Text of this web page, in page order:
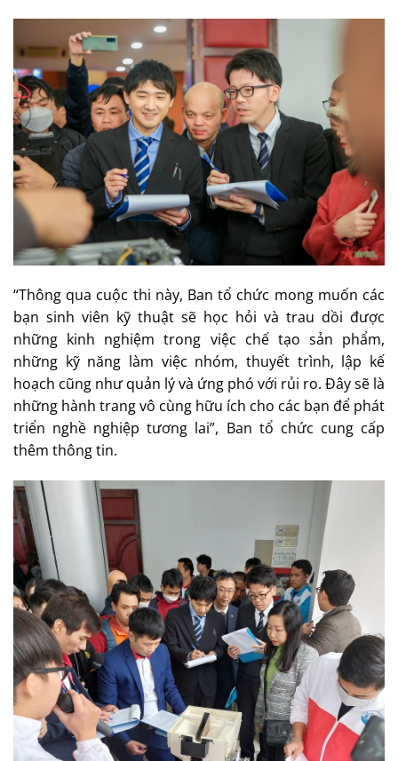
“Thông qua cuộc thi này, Ban tổ chức mong muốn các
bạn sinh viên kỹ thuật sẽ học hỏi và trau dồi được
những kinh nghiệm trong việc chế tạo sản phẩm,
những kỹ năng làm việc nhóm, thuyết trình, lập kế
hoạch cũng như quản lý và ứng phó với rủi ro. Đây sẽ là
những hành trang vô cùng hữu ích cho các bạn để phát
triển nghề nghiệp tương lai”, Ban tổ chức cung cấp
thêm thông tin.